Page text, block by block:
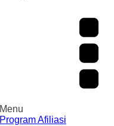
Menu
Program Afiliasi